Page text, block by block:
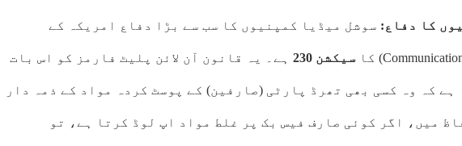
سوشل میڈیا کمپنیوں کا سب سے بڑا دفاع امریکہ کے
سیکشن 230 ہے۔ یہ قانون آن لائن پلیٹ فارمز کو اس بات
ہے کہ وہ کسی بھی تھرڈ پارٹی (صارفین) کے پوسٹ کردہ مواد کے ذمہ دار
میں، اگر کوئی صارف فیس بک پر غلط مواد اپ لوڈ کرتا ہے، تو